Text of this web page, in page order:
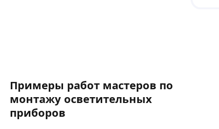
Примеры работ мастеров по
монтажу осветительных
приборов